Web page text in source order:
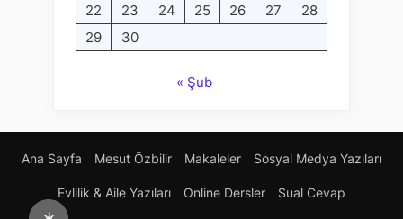
22
23 24 25 26 27
28
29
30
« Şub
Ana Sayfa Mesut Özbilir Makaleler Sosyal Medya Yazıları
Evlilik & Aile Yazıları Online Dersler Sual Cevap